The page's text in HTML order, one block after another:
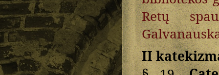
Retų
II